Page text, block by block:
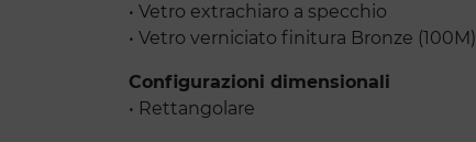
• Vetro extrachiaro a specchio
• Vetro verniciato finitura Bronze (100M)
Configurazioni dimensionali
• Rettangolare